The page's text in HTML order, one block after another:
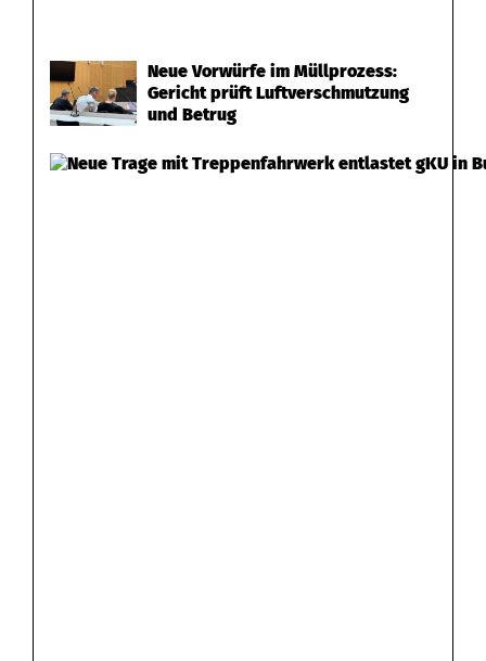
Neue Vorwürfe im Müllprozess:
Gericht prüft Luftverschmutzung
und Betrug